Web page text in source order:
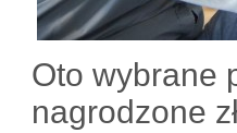
Oto wybrane
nagrodzone